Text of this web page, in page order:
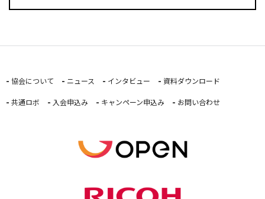
協会について ニュース インタビュー 資料ダウンロード
共通ロボ 入会申込み キャンペーン申込み お問い合わせ